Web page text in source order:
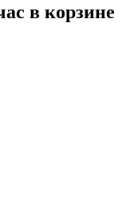
в корзине